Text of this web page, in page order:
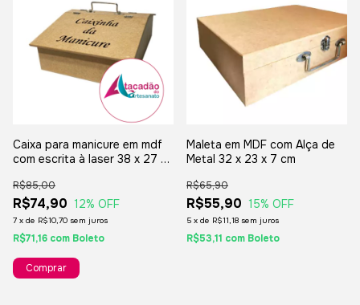
Caixa para manicure em mdf
com escrita à laser 38 x 27 x
metal
R$74,90
R$85,00
12% OFF
7 x de R$10,70 sem juros
R$71,16 com Boleto
Maleta em MDF com Alça de
Metal 32 x 23 x 7 cm
R$55,90
R$65,90
15% OFF
5 x de R$11,18 sem juros
R$53,11 com Boleto